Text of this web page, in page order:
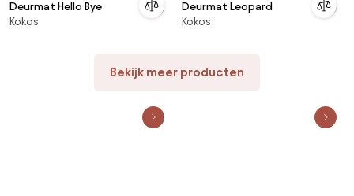
Deurmat Hello Bye
Kokos
Deurmat Leopard
Kokos
Bekijk meer producten